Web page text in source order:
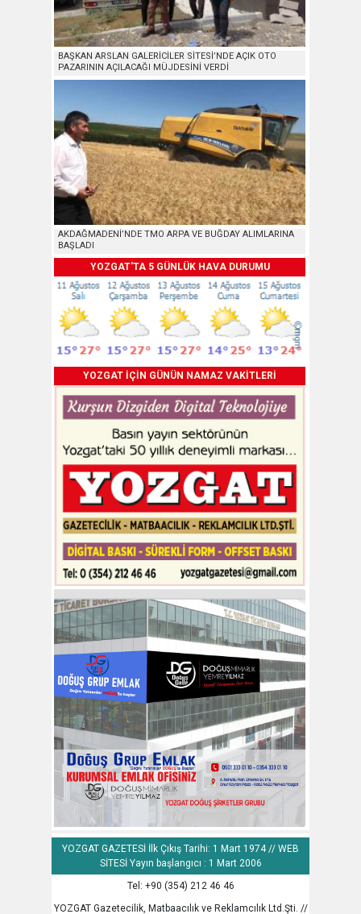
BAŞKAN ARSLAN GALERİCİLER SİTESİ’NDE AÇIK OTO
PAZARININ AÇILACAĞI MÜJDESİNİ VERDİ
AKDAĞMADENİ’NDE TMO ARPA VE BUĞDAY ALIMLARINA
BAŞLADI
YOZGAT'TA 5 GÜNLÜK HAVA DURUMU
YOZGAT İÇİN GÜNÜN NAMAZ VAKİTLERİ
YOZGAT GAZETESİ İlk Çıkış Tarihi: 1 Mart 1974 // WEB
SİTESİ Yayın başlangıcı : 1 Mart 2006
Tel: +90 (354) 212 46 46
YOZGAT Gazetecilik, Matbaacılık ve Reklamcılık Ltd.Şti. //